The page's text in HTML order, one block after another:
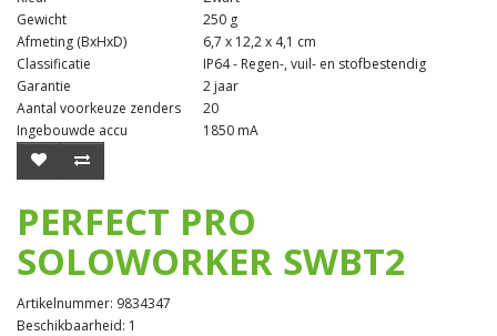
Gewicht
250 g
Afmeting (BxHxD)
6,7 x 12,2 x 4,1 cm
Classificatie
IP64 - Regen-, vuil- en stofbestendig
Garantie
2 jaar
Aantal voorkeuze zenders
20
Ingebouwde accu
1850 mA
PERFECT PRO
SOLOWORKER SWBT2
Artikelnummer: 9834347
Beschikbaarheid: 1